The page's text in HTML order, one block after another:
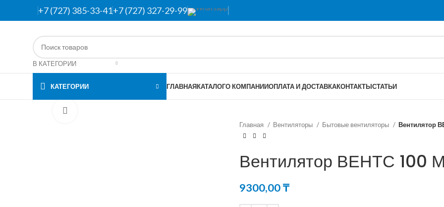
+7 (727) 385-33-41+7 (727) 327-29-99
В КАТЕГОРИИ
КАТЕГОРИИ ГЛАВНАЯКАТАЛОГО КОМПАНИИОПЛАТА И ДОСТАВКАКОНТАКТЫСТАТЬИ
Главная
Вентиляторы Бытовые вентиляторы Вентилятор
Вентилятор ВЕНТС 100
9300,00₸